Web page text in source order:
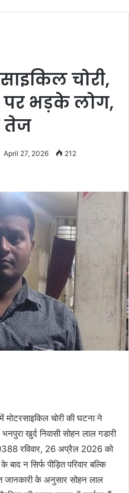
चोरी,
भड़के लोग,
तेज
April 27, 2026 212
चोरी की घटना ने
खुर्द निवासी सोहन लाल गडारी
रविवार, 26 अप्रैल 2026 को
बाद न सिर्फ पीड़ित परिवार बल्कि
जानकारी के अनुसार सोहन लाल